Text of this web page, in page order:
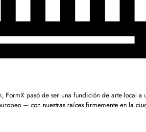
FormX pasó de ser una fundición de arte local a
— con nuestras raíces firmemente en la